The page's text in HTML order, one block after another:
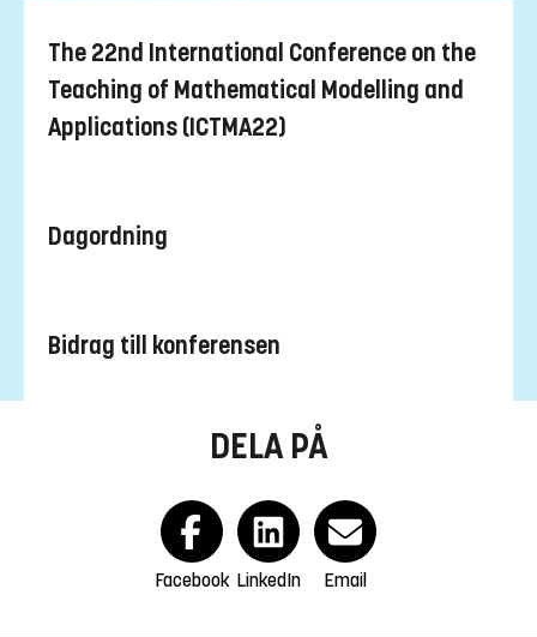
The 22nd International Conference on the
Teaching of Mathematical Modelling and
Applications (ICTMA22)
Dagordning
Bidrag till konferensen
DELA PÅ
Facebook LinkedIn Email